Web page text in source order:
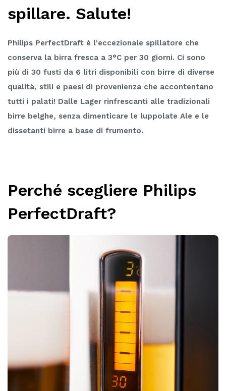
spillare. Salute!
Philips PerfectDraft è l'eccezionale spillatore che
conserva la birra fresca a 3°C per 30 giorni. Ci sono
più di 30 fusti da 6 litri disponibili con birre di diverse
qualità, stili e paesi di provenienza che accontentano
tutti i palati! Dalle Lager rinfrescanti alle tradizionali
birre belghe, senza dimenticare le luppolate Ale e le
dissetanti birre a base di frumento.
Perché scegliere Philips
PerfectDraft?